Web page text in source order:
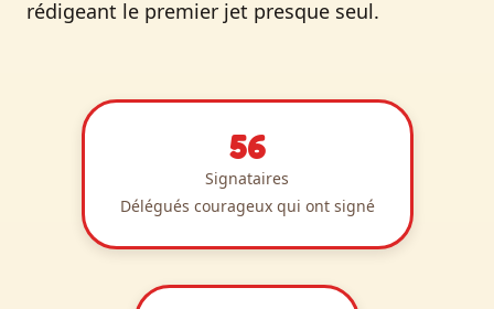
rédigeant le premier jet presque seul.
56
Signataires
Délégués courageux qui ont signé